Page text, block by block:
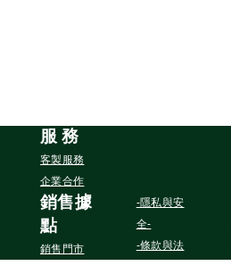
服 務
客製服務
企業合作
銷售據
點
銷售門市
-隱私與安
全-
-條款與法